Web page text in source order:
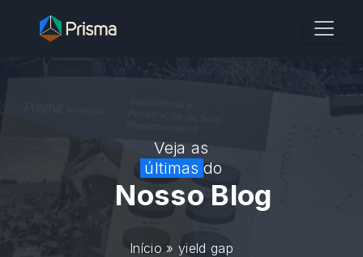
Veja as
últimas do
Nosso Blog
Início » yield gap